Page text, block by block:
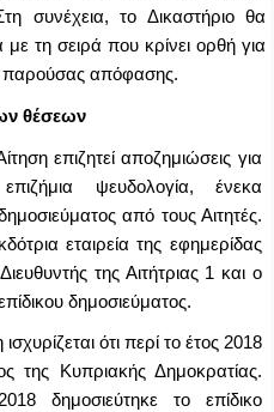
τη συνέχεια,το Δικαστήριο θα
με τη σειρά που κρίνει ορθή για
παρούσας απόφασης.
θέσεων
επιζητεί αποζημιώσεις για
ψευδολογία, ένεκα
από τους Αιτητές.
εταιρεία της εφημερίδας
της Αιτήτριας 1 και ο
δημοσιεύματος.
ότι περί το έτος 2018
της Κυπριακής Δημοκρατίας.
δημοσιεύτηκε το επίδικο